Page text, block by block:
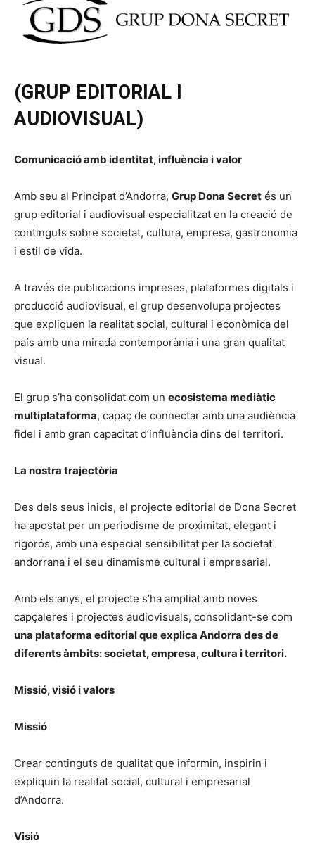
(GRUP EDITORIAL I
AUDIOVISUAL)
Comunicació amb identitat, influència i valor
Amb seu al Principat d’Andorra, Grup Dona Secret és un
grup editorial i audiovisual especialitzat en la creació de
continguts sobre societat, cultura, empresa, gastronomia
i estil de vida.
A través de publicacions impreses, plataformes digitals i
producció audiovisual, el grup desenvolupa projectes
que expliquen la realitat social, cultural i econòmica del
país amb una mirada contemporània i una gran qualitat
visual.
El grup s’ha consolidat com un ecosistema mediàtic
multiplataforma, capaç de connectar amb una audiència
fidel i amb gran capacitat d’influència dins del territori.
La nostra trajectòria
Des dels seus inicis, el projecte editorial de Dona Secret
ha apostat per un periodisme de proximitat, elegant i
rigorós, amb una especial sensibilitat per la societat
andorrana i el seu dinamisme cultural i empresarial.
Amb els anys, el projecte s’ha ampliat amb noves
capçaleres i projectes audiovisuals, consolidant-se com
una plataforma editorial que explica Andorra des de
diferents àmbits: societat, empresa, cultura i territori.
Missió, visió i valors
Missió
Crear continguts de qualitat que informin, inspirin i
expliquin la realitat social, cultural i empresarial
d’Andorra.
Visió